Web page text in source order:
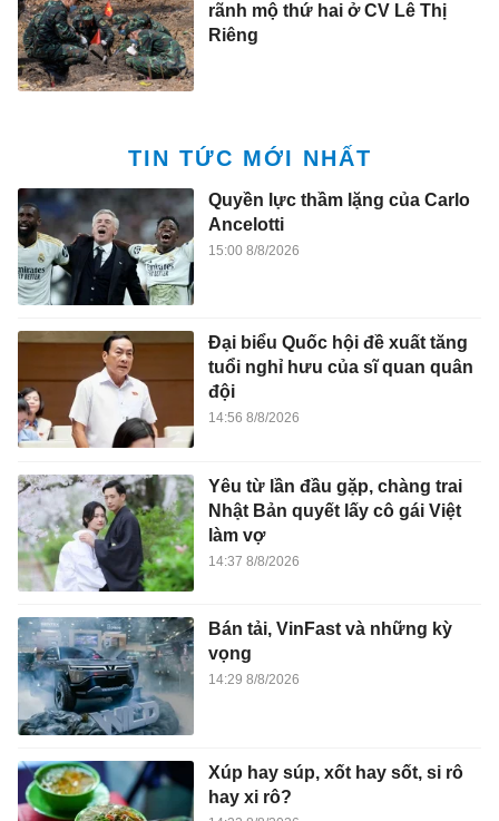
rãnh mộ thứ hai ở CV Lê Thị
Riêng
TIN TỨC MỚI NHẤT
Quyền lực thầm lặng của Carlo
Ancelotti
15:00 8/8/2026
Đại biểu Quốc hội đề xuất tăng
tuổi nghỉ hưu của sĩ quan quân
đội
14:56 8/8/2026
Yêu từ lần đầu gặp, chàng trai
Nhật Bản quyết lấy cô gái Việt
làm vợ
14:37 8/8/2026
Bán tải, VinFast và những kỳ
vọng
14:29 8/8/2026
Xúp hay súp, xốt hay sốt, si rô
hay xi rô?